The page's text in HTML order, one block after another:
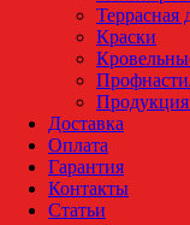
Террасная
Краски
Доставка
Оплата
Гарантия
Контакты
Статьи